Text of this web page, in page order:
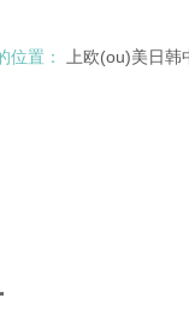
位置： 上欧(ou)美